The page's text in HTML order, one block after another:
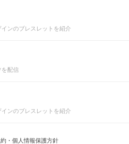
ンのブレスレットを紹介
を配信
ンのブレスレットを紹介
・個人情報保護方針